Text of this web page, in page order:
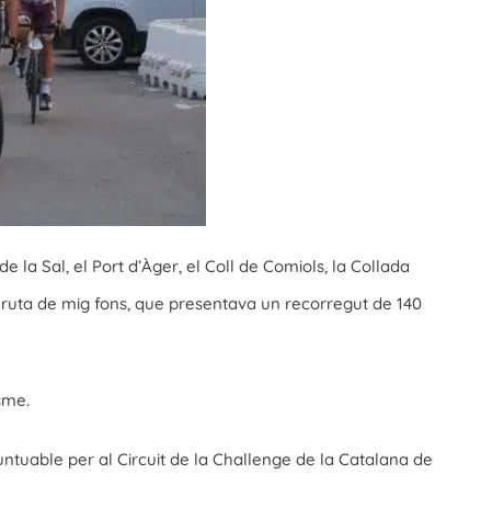
la Sal, el Port d’Àger, el Coll de Comiols, la Collada
de mig fons, que presentava un recorregut de 140
per al Circuit de la Challenge de la Catalana de